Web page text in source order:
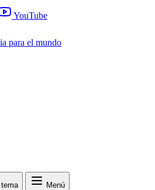
YouTube
para el mundo
Menú